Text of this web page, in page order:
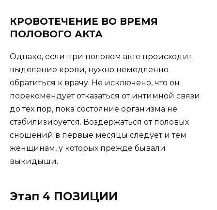
КРОВОТЕЧЕНИЕ ВО ВРЕМЯ
ПОЛОВОГО АКТА
Однако, если при половом акте происходит
выделение крови, нужно немедленно
обратиться к врачу. Не исключено, что он
порекомендует отказаться от интимной связи
до тех пор, пока состояние организма не
стабилизируется. Воздержаться от половых
сношений в первые месяцы следует и тем
женщинам, у которых прежде бывали
выкидыши.
Этап 4 ПОЗИЦИИ